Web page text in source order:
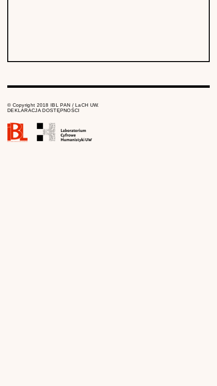
© Copyright 2018 IBL PAN / LaCH UW.
DEKLARACJA DOSTĘPNOŚCI